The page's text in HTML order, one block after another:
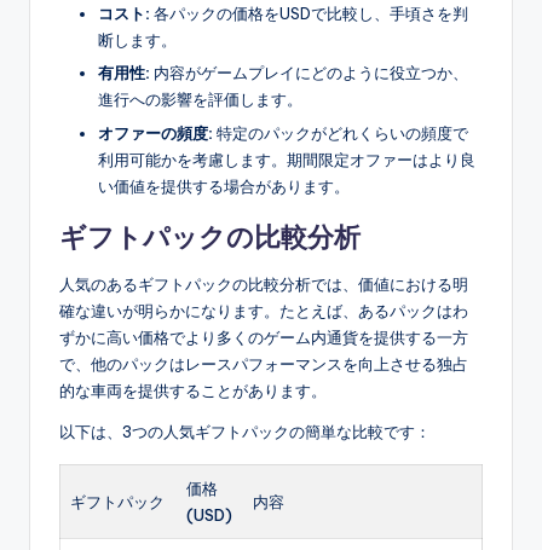
コスト: 各パックの価格をUSDで比較し、手頃さを判
断します。
有用性: 内容がゲームプレイにどのように役立つか、
進行への影響を評価します。
オファーの頻度: 特定のパックがどれくらいの頻度で
利用可能かを考慮します。期間限定オファーはより良
い価値を提供する場合があります。
ギフトパックの比較分析
人気のあるギフトパックの比較分析では、価値における明
確な違いが明らかになります。たとえば、あるパックはわ
ずかに高い価格でより多くのゲーム内通貨を提供する一方
で、他のパックはレースパフォーマンスを向上させる独占
的な車両を提供することがあります。
以下は、3つの人気ギフトパックの簡単な比較です：
ギフトパック
価格
(USD)
内容